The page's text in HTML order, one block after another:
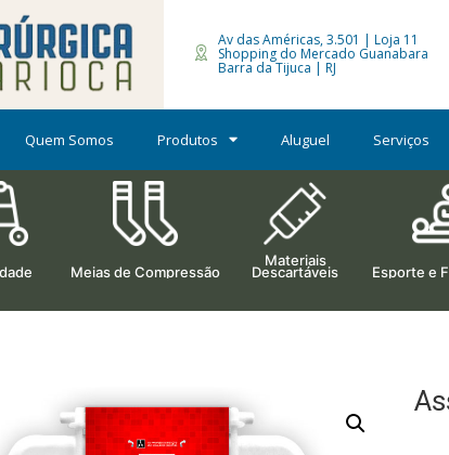
Av das Américas, 3.501 | Loja 11
Shopping do Mercado Guanabara
Barra da Tijuca | RJ
Quem Somos Produtos Aluguel Serviços
Meias de Compressão
Materiais
Descartáveis Esporte e